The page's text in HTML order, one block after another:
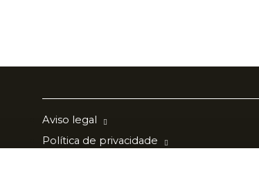
Aviso legal
Política de privacidade